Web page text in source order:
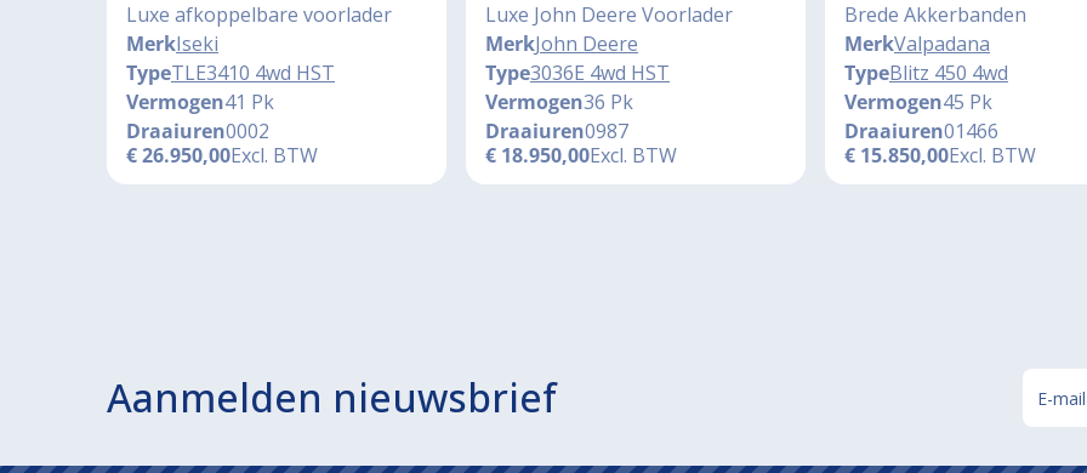
Luxe afkoppelbare voorlader
MerkIseki
TypeTLE3410 4wd HST
Vermogen41 Pk
Draaiuren0002
€26.950,00Excl. BTW
Luxe John Deere Voorlader
MerkJohn Deere
Type3036E 4wd HST
Vermogen36 Pk
Draaiuren0987
€ 18.950,00Excl. BTW
Brede Akkerbanden
MerkValpadana
TypeBlitz 450 4wd
Vermogen45 Pk
Draaiuren01466
€ 15.850,00Excl. BTW
Aanmelden nieuwsbrief